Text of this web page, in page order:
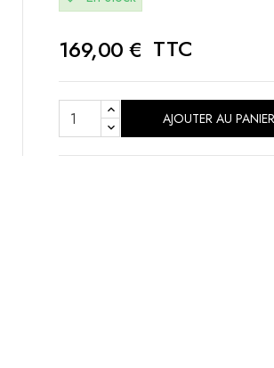
169,00 € TTC
AJOUTER AU PANIER